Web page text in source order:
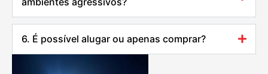
6. É possível alugar ou apenas comprar?